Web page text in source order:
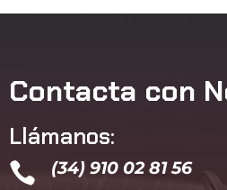
Contacta con
Llámanos:
 (34) 910 02 81 56